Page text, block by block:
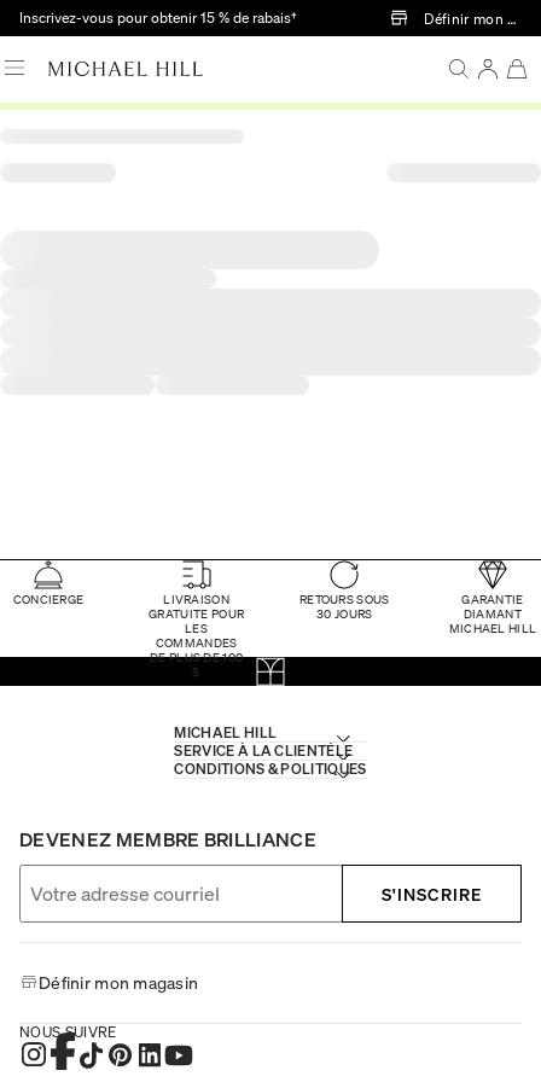
Passer au contenu principal
Inscrivez-vous pour obtenir 15 % de rabais† Définir mon
CONCIERGE
LIVRAISON
GRATUITE POUR
LES
COMMANDES
DE PLUS DE 100
$
RETOURS SOUS
30 JOURS
GARANTIE
DIAMANT
MICHAEL HILL
MICHAEL HILL
SERVICE À LA CLIENTÈLE
CONDITIONS & POLITIQUES
DEVENEZ MEMBRE BRILLIANCE
S'INSCRIRE
Définir mon magasin
NOUS SUIVRE